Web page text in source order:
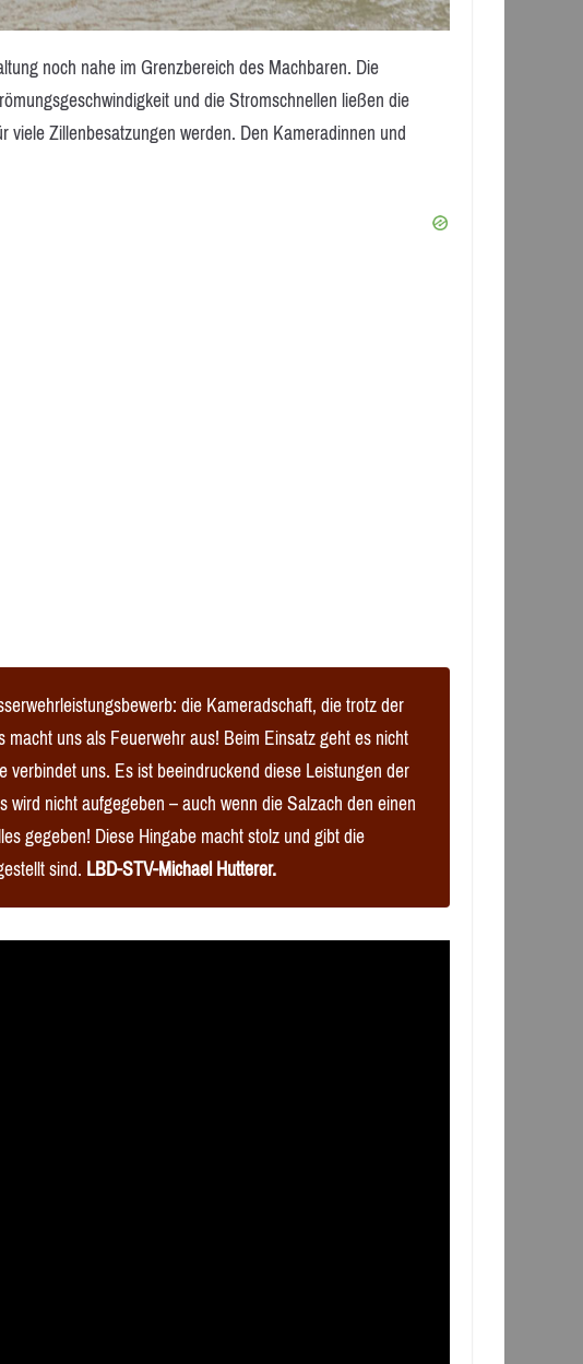
noch nahe im Grenzbereich des Machbaren. Die
und die Stromschnellen ließen die
Zillenbesatzungen werden. Den Kameradinnen und
die Kameradschaft, die trotz der
uns als Feuerwehr aus! Beim Einsatz geht es nicht
uns. Es ist beeindruckend diese Leistungen der
nicht aufgegeben – auch wenn die Salzach den einen
gegeben! Diese Hingabe macht stolz und gibt die
sind.LBD-STV-Michael Hutterer.